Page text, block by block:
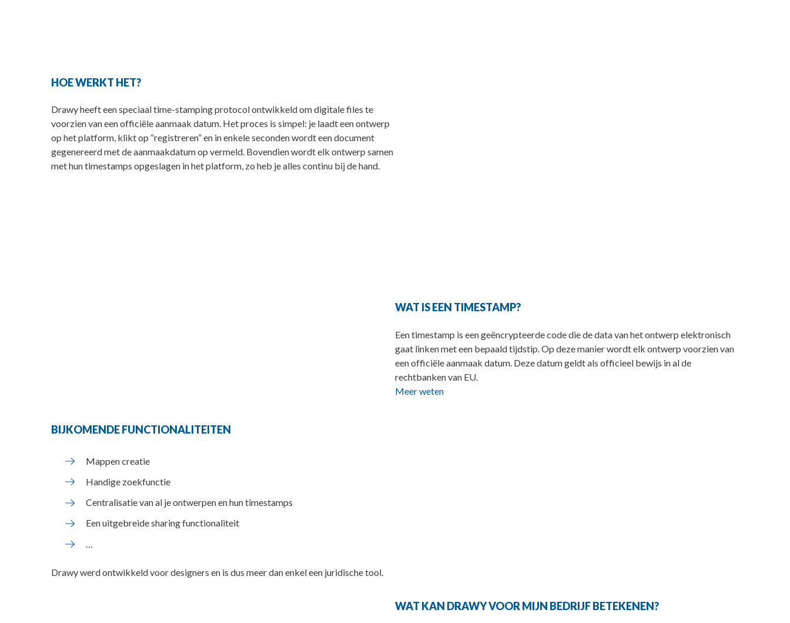
HOE WERKT HET?
Drawy heeft een speciaal time-stamping protocol ontwikkeld om digitale files te
voorzien van een officiële aanmaak datum. Het proces is simpel: je laadt een ontwerp
op het platform, klikt op “registreren” en in enkele seconden wordt een document
gegenereerd met de aanmaakdatum op vermeld. Bovendien wordt elk ontwerp samen
met hun timestamps opgeslagen in het platform, zo heb je alles continu bij de hand.
WAT IS EEN TIMESTAMP?
Een timestamp is een geëncrypteerde code die de data van het ontwerp elektronisch
gaat linken met een bepaald tijdstip. Op deze manier wordt elk ontwerp voorzien van
een officiële aanmaak datum. Deze datum geldt als officieel bewijs in al de
rechtbanken van EU.
Meer weten
BIJKOMENDE FUNCTIONALITEITEN
Mappen creatie
Handige zoekfunctie
Centralisatie van al je ontwerpen en hun timestamps
Een uitgebreide sharing functionaliteit
Drawy werd ontwikkeld voor designers en is dus meer dan enkel een juridische tool.
WAT KAN DRAWY VOOR MIJN BEDRIJF BETEKENEN?